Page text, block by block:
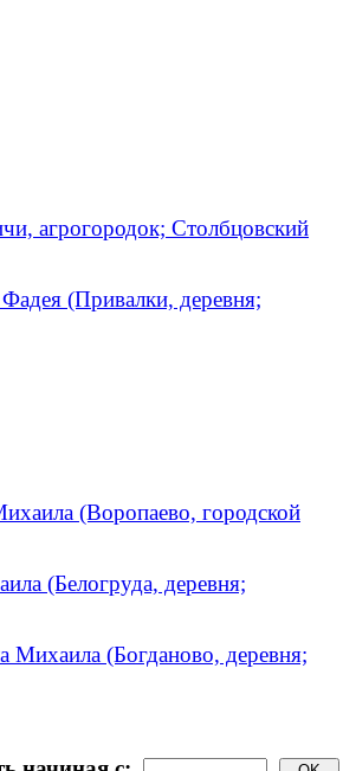
агрогородок; Столбцовский
(Привалки, деревня;
(Воропаево, городской
(Белогруда, деревня;
Михаила (Богданово, деревня;